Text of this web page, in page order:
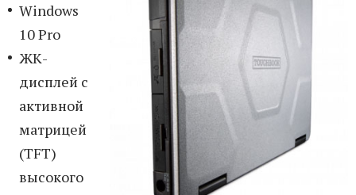
Windows
10 Pro
ЖК-
дисплей с
активной
матрицей
(TFT)
высокого